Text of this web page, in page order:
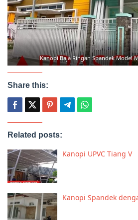
Kanopi Baja Ringan Spandek Model
Share this:
Related posts:
Kanopi UPVC Tiang V
Kanopi Spandek